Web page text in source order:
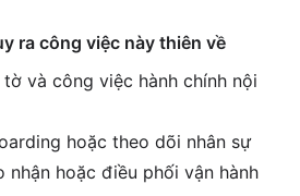
ra công việc này thiên về
và công việc hành chính nội
hoặc theo dõi nhân sự
nhận hoặc điều phối vận hành